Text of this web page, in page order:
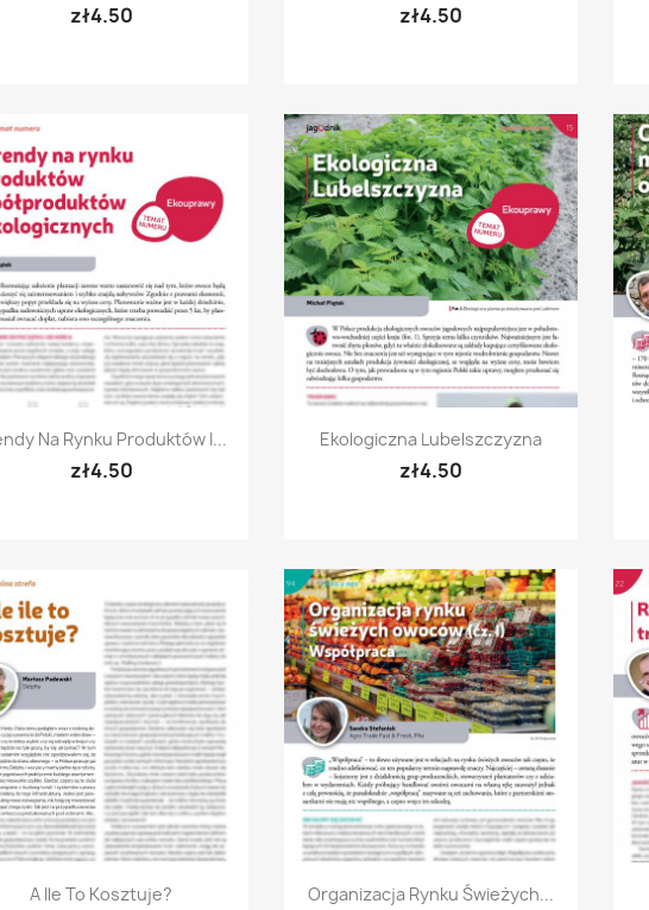
zł4.50 zł4.50
Quick view
Na Rynku Produktów I...
zł4.50
Quick view
Ekologiczna Lubelszczyzna
zł4.50
Quick view
A Ile To Kosztuje? Quick view
Organizacja Rynku Świeżych...